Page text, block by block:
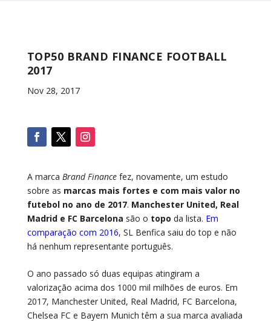
TOP50 BRAND FINANCE FOOTBALL
2017
Nov 28, 2017
A marca Brand Financefez, novamente, um estudo
sobre as marcas mais fortes e com mais valor no
futebol no ano de 2017. Manchester United, Real
Madrid e FC Barcelona são o topo da lista. Em
comparação com 2016, SL Benfica saiu do top e não
há nenhum representante português.
O ano passado só duas equipas atingiram a
valorização acima dos 1000 mil milhões de euros. Em
2017, Manchester United, Real Madrid, FC Barcelona,
Chelsea FC e Bayern Munich têm a sua marca avaliada